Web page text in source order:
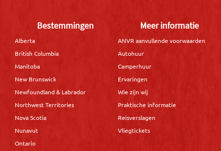
Bestemmingen
Alberta
British Columbia
Manitoba
New Brunswick
Newfoundland & Labrador
Northwest Territories
Nova Scotia
Nunavut
Ontario
Meer informatie
ANVR aanvullende voorwaarden
Autohuur
Camperhuur
Ervaringen
Wie zijn wij
Praktische informatie
Reisverslagen
Vliegtickets